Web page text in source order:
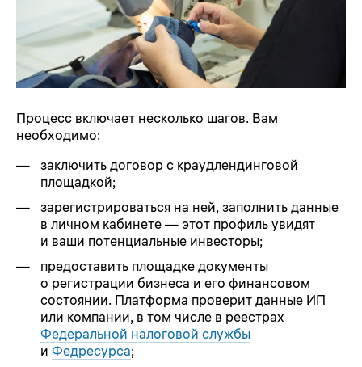
Процесс включает несколько шагов. Вам
необходимо:
заключить договор с краудлендинговой
площадкой;
зарегистрироваться на ней, заполнить данные
в личном кабинете — этот профиль увидят
и ваши потенциальные инвесторы;
предоставить площадке документы
о регистрации бизнеса и его финансовом
состоянии. Платформа проверит данные ИП
или компании, в том числе в реестрах
Федеральной налоговой службы
и Федресурса;